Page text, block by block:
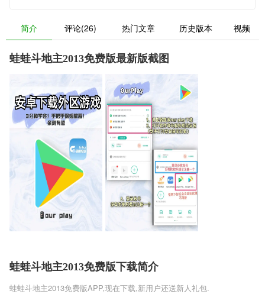
简介 评论(26) 热门文章 历史版本 视频
蛙蛙斗地主2013免费版最新版截图
蛙蛙斗地主2013免费版下载简介
蛙蛙斗地主2013免费版APP,现在下载,新用户还送新人礼包.